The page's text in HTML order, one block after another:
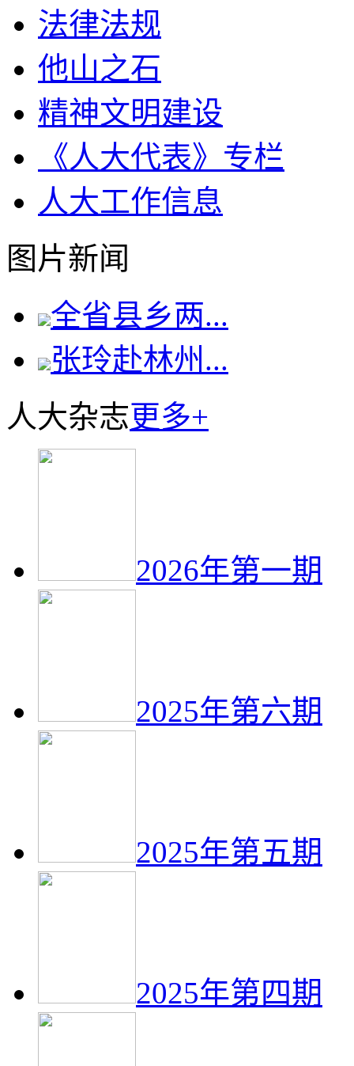
法律法规
他山之石
精神文明建设
《人大代表》专栏
人大工作信息
图片新闻
全省县乡两...
张玲赴林州...
人大杂志更多+
2026年第一期
2025年第六期
2025年第五期
2025年第四期